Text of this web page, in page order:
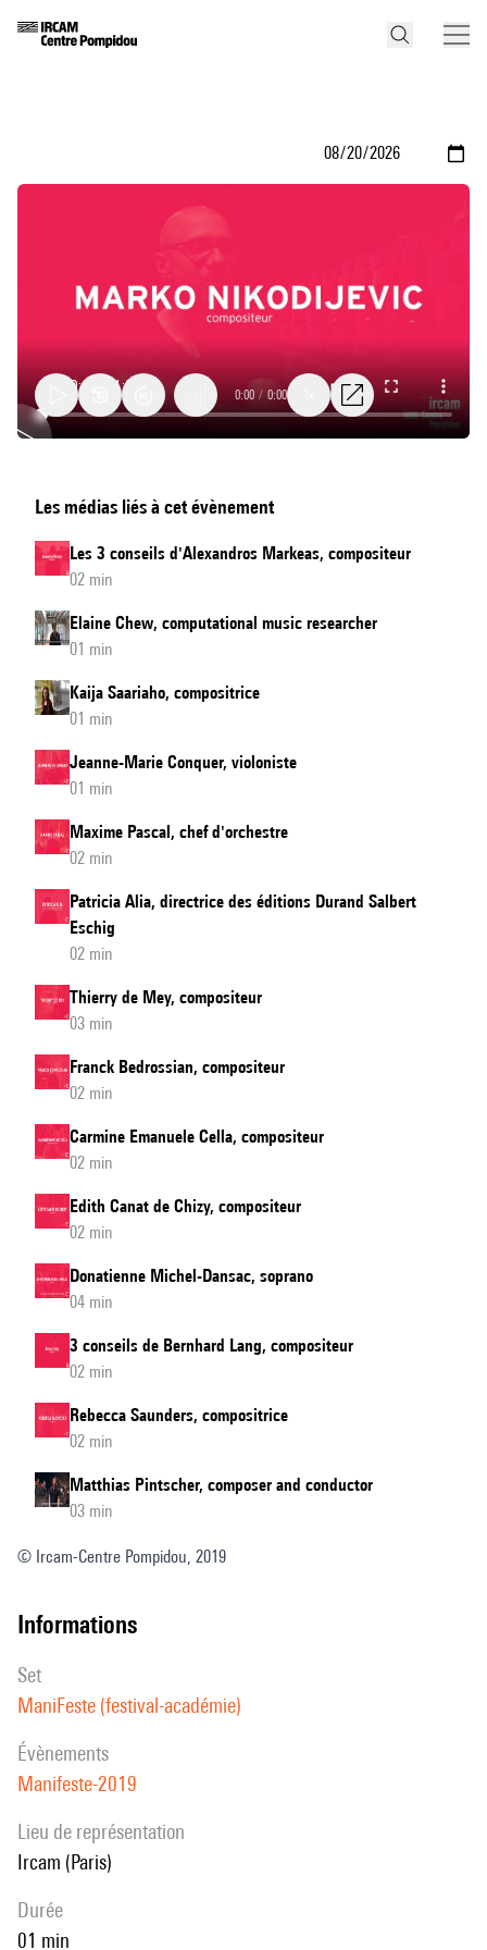
Nikodijevic,
composer
0:00 / 0:00
Les médias liés à cet évènement
Les 3 conseils d'Alexandros Markeas, compositeur
02 min
Elaine Chew, computational music researcher
01 min
Kaija Saariaho, compositrice
01 min
Jeanne-Marie Conquer, violoniste
01 min
Maxime Pascal, chef d'orchestre
02 min
Patricia Alia, directrice des éditions Durand Salbert
Eschig
02 min
Thierry de Mey, compositeur
03 min
Franck Bedrossian, compositeur
02 min
Carmine Emanuele Cella, compositeur
02 min
Edith Canat de Chizy, compositeur
02 min
Donatienne Michel-Dansac, soprano
04 min
3 conseils de Bernhard Lang, compositeur
02 min
Rebecca Saunders, compositrice
02 min
Matthias Pintscher, composer and conductor
03 min
© Ircam-Centre Pompidou, 2019
informations
set
ManiFeste (festival-académie)
évènements
Manifeste-2019
Lieu de représentation
Ircam (Paris)
durée
01 min